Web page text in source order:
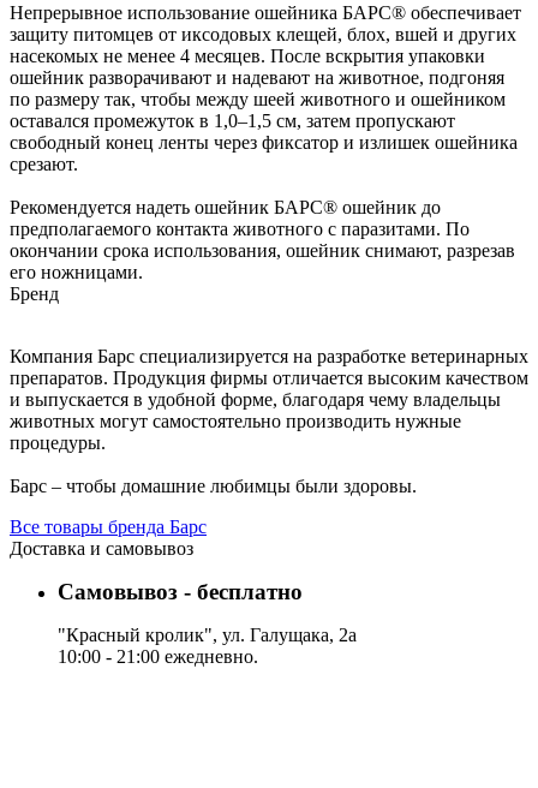
Непрерывное использование ошейника БАРС® обеспечивает
защиту питомцев от иксодовых клещей, блох, вшей и других
насекомых не менее 4 месяцев. После вскрытия упаковки
ошейник разворачивают и надевают на животное, подгоняя
по размеру так, чтобы между шеей животного и ошейником
оставался промежуток в 1,0–1,5 см, затем пропускают
свободный конец ленты через фиксатор и излишек ошейника
срезают.
Рекомендуется надеть ошейник БАРС® ошейник до
предполагаемого контакта животного с паразитами. По
окончании срока использования, ошейник снимают, разрезав
его ножницами.
Бренд
Компания Барс специализируется на разработке ветеринарных
препаратов. Продукция фирмы отличается высоким качеством
и выпускается в удобной форме, благодаря чему владельцы
животных могут самостоятельно производить нужные
процедуры.
Барс – чтобы домашние любимцы были здоровы.
Все товары бренда Барс
Доставка и самовывоз
Самовывоз - бесплатно
"Красный кролик", ул. Галущака, 2а
10:00 - 21:00 ежедневно.